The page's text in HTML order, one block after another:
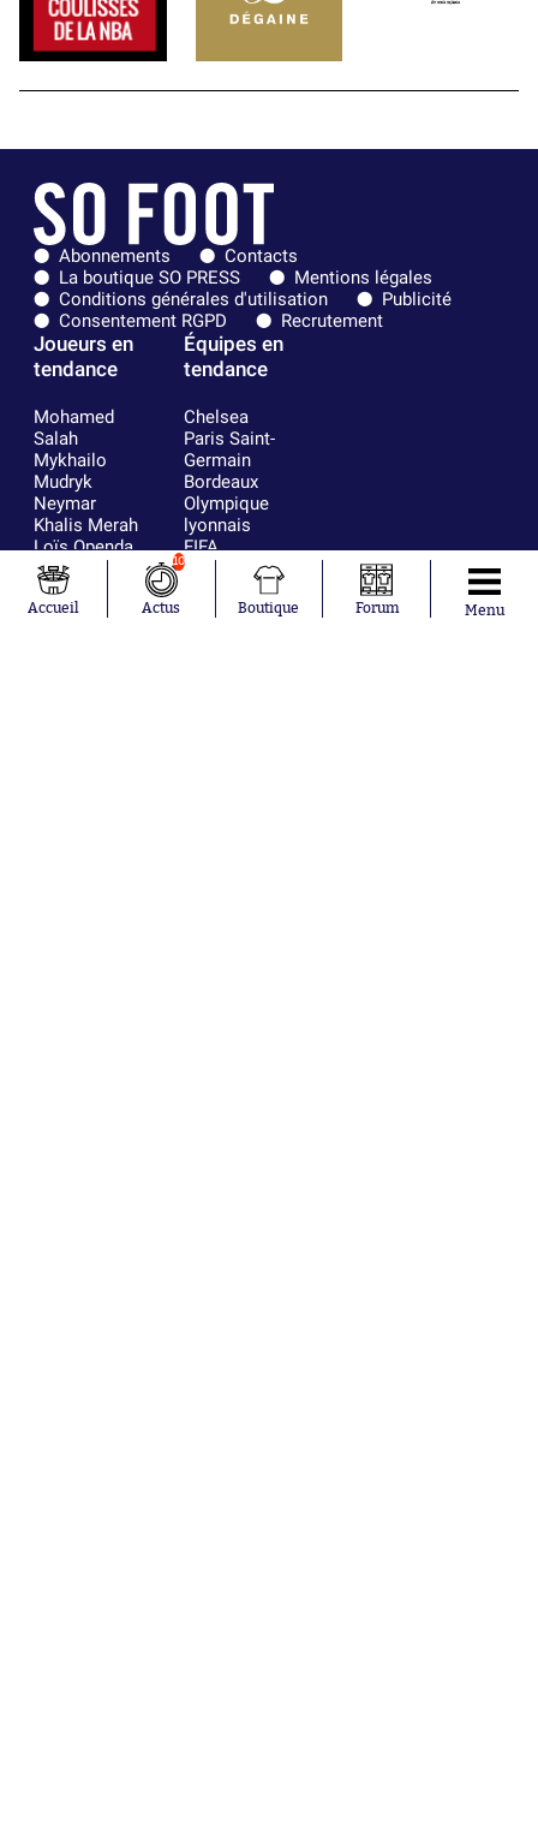
Abonnements
Contacts
La boutique SO PRESS
Mentions légales
Conditions générales d'utilisation
Publicité
Consentement RGPD
Recrutement
Joueurs en
tendance
Mohamed
Salah
Mykhailo
Mudryk
Neymar
Khalis Merah
Loïs Openda
Moussa
Niakhaté
Nicolás
Équipes en
tendance
Chelsea
Paris Saint-
Germain
Bordeaux
Olympique
lyonnais
FIFA
Real Madrid
RC Strasbourg
AC Milan
Accueil
10
Actus Boutique Forum Menu